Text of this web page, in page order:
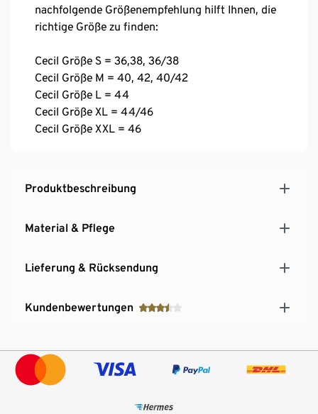
nachfolgende Größenempfehlung hilft Ihnen, die
richtige Größe zu finden:
Cecil Größe S = 36,38, 36/38
Cecil Größe M = 40, 42, 40/42
Cecil Größe L = 44
Cecil Größe XL = 44/46
Cecil Größe XXL = 46
Produktbeschreibung
Material & Pflege
Lieferung & Rücksendung
Kundenbewertungen